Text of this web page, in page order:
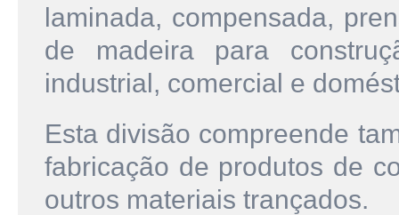
laminada, compensada,
de madeira para
industrial, comercial e
Esta divisão compreende
fabricação de produtos de
outros materiais trançados.